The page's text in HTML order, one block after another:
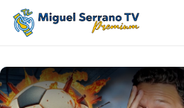
main